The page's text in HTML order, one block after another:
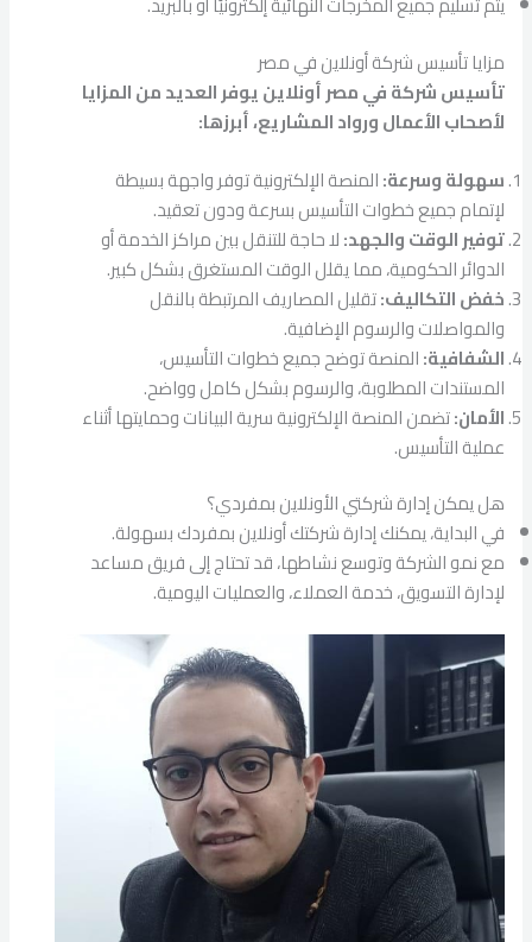
مزايا تأسيس شركة أونلاين في مصر
تأسيس شركة في مصر أونلاين يوفر العديد من المزايا
لأصحاب الأعمال ورواد المشاريع، أبرزها:
سهولة وسرعة:المنصة الإلكترونية توفر واجهة بسيطة
لإتمام جميع خطوات التأسيس بسرعة ودون تعقيد.
توفير الوقت والجهد:لا حاجة للتنقل بين مراكز الخدمة أو
الدوائر الحكومية، مما يقلل الوقت المستغرق بشكل كبير.
خفض التكاليف:تقليل المصاريف المرتبطة بالنقل
والمواصلات والرسوم الإضافية.
الشفافية:المنصة توضح جميع خطوات التأسيس،
المستندات المطلوبة، والرسوم بشكل كامل وواضح.
الأمان:تضمن المنصة الإلكترونية سرية البيانات وحمايتها أثناء
عملية التأسيس.
هل يمكن إدارة شركتي الأونلاين بمفردي؟
في البداية، يمكنك إدارة شركتك أونلاين بمفردك بسهولة.
مع نمو الشركة وتوسع نشاطها، قد تحتاج إلى فريق مساعد
لإدارة التسويق، خدمة العملاء، والعمليات اليومية.